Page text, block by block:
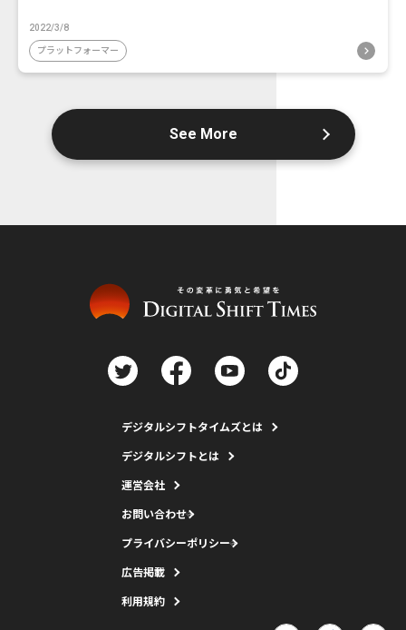
2022/3/8
プラットフォーマー
See More
デジタルシフトタイムズとは
デジタルシフトとは
運営会社
お問い合わせ
プライバシーポリシー
広告掲載
利用規約